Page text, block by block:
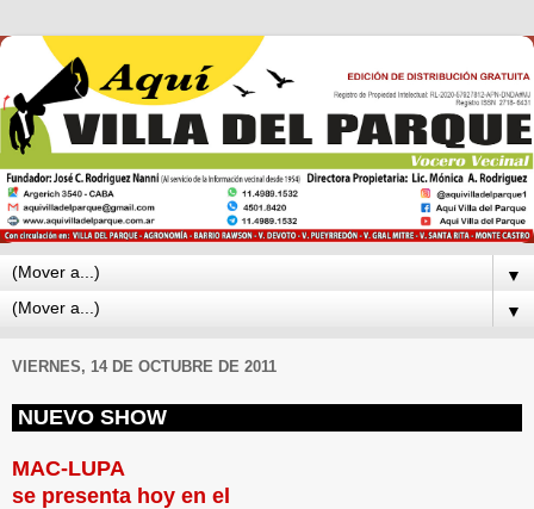
▼
▼
VIERNES, 14 DE OCTUBRE DE 2011
NUEVO SHOW
MAC-LUPA
se presenta hoy en el